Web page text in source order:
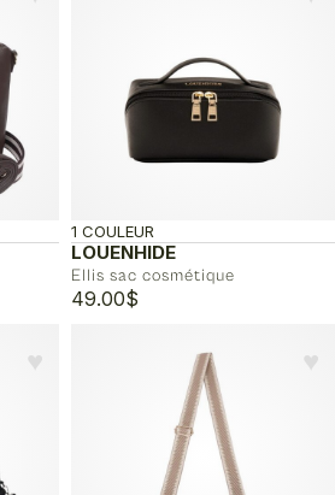
LOUENHIDE
Ellis sac cosmétique
1 COULEUR
49.00$
♥︎ ♥︎